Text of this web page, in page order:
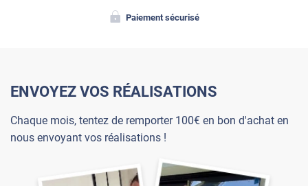
Paiement sécurisé
ENVOYEZ VOS RÉALISATIONS
Chaque mois, tentez de remporter 100€ en bon d'achat en
nous envoyant vos réalisations !